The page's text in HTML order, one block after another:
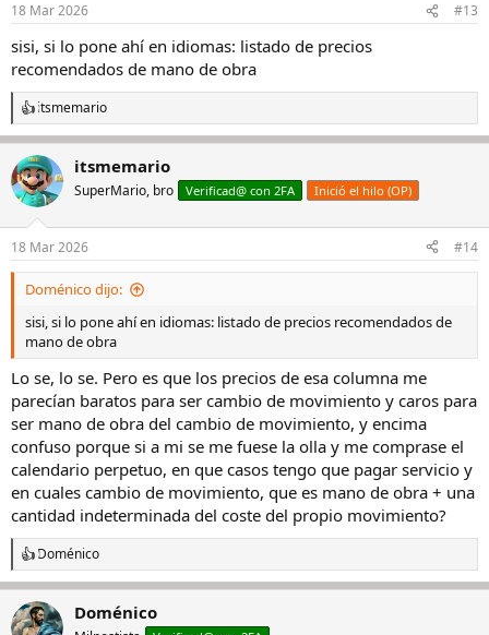
18 Mar 2026 #13
sisi, si lo pone ahí en idiomas: listado de precios
recomendados de mano de obra
R
e
c
c
i
e
s
itsmemario
itsmemario
SuperMario, bro Verificad@ con 2FA Inició el hilo (OP)
18 Mar 2026 #14
Doménico dijo:
sisi, si lo pone ahí en idiomas: listado de precios recomendados de
mano de obra
Lo se, lo se. Pero es que los precios de esa columna me
parecían baratos para ser cambio de movimiento y caros para
ser mano de obra del cambio de movimiento, y encima
confuso porque si a mi se me fuese la olla y me comprase el
calendario perpetuo, en que casos tengo que pagar servicio y
en cuales cambio de movimiento, que es mano de obra + una
cantidad indeterminada del coste del propio movimiento?
R
e
c
c
Doménico
Doménico